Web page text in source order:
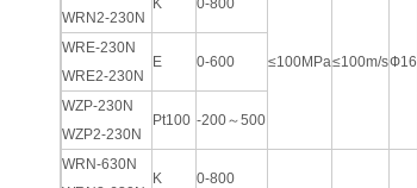
WRN2-230N
K 0-800
≤100MPa≤100m/sФ16
WRE-230N
WRE2-230N
E 0-600
WZP-230N
WZP2-230N
Pt100 -200～500
WRN-630N
K 0-800